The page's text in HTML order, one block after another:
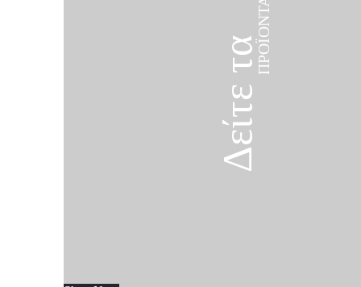
Δείτε ταΠΡΟΪΌΝΤΑ